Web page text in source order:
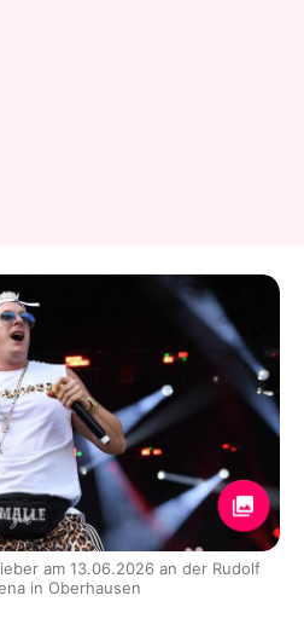
am 13.06.2026 an der Rudolf
in Oberhausen